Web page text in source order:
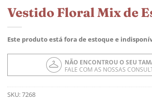
Vestido Floral Mix de
Este produto está fora de estoque e
NÃO ENCONTROU O SEU
FALE COM AS NOSSAS
SKU:7268